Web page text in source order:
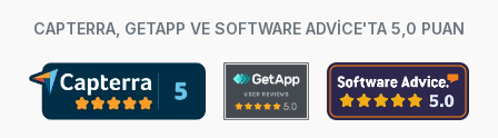
CAPTERRA, GETAPP VE SOFTWARE ADVICE'TA 5,0 PUAN